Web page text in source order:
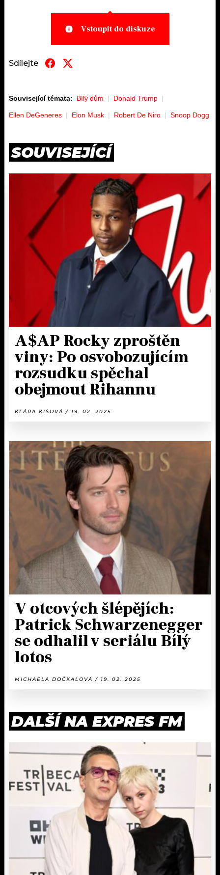
Vstoupit do diskuze
Sdílejte
Související témata: Bílý dům Donald Trump
Ellen DeGeneres Elon Musk Robert De Niro Snoop Dogg
SOUVISEJÍCÍ
A$AP Rocky zproštěn
viny: Po osvobozujícím
rozsudku spěchal
obejmout Rihannu
KLÁRA KIŠOVÁ / 19. 02. 2025
V otcových šlépějích:
Patrick Schwarzenegger
se odhalil v seriálu Bílý
lotos
MICHAELA DOČKALOVÁ / 19. 02. 2025
DALŠÍ NA EXPRES FM